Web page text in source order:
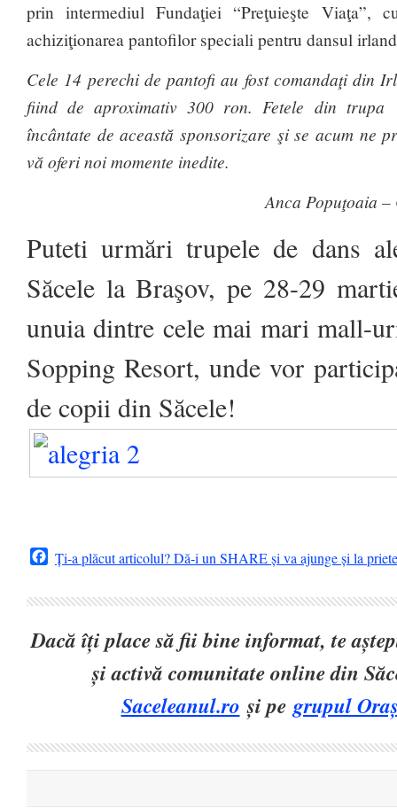
prin intermediul Fundaţiei “Preţuieşte Viaţa”,
achiziţionarea pantofilor speciali pentru dansul
Cele 14 perechi de pantofi au fost comandaţi din
fiind de aproximativ 300 ron. Fetele din trupa
încântate de această sponsorizare şi se acum ne
vă oferi noi momente inedite.
Anca Popuţoaia
Puteti urmări trupele de dans
Săcele la Braşov, pe 28-29
unuia dintre cele mai mari mall-
Sopping Resort, unde vor
de copii din Săcele!
Facebook
Ți-a plăcut articolul? Dă-i un SHARE și va ajunge și la
Dacă îți place să fii bine informat, te
și activă comunitate online din
Saceleanul.ro și pegrupul